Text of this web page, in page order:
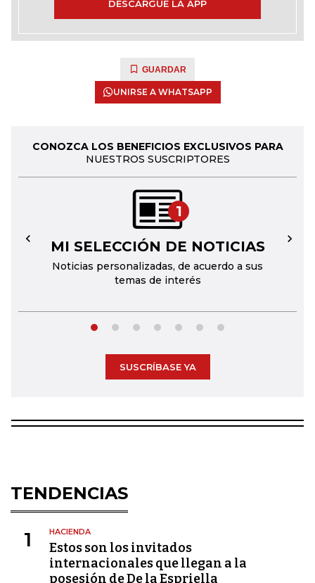
DESCARGUE LA APP
GUARDAR
UNIRSE A WHATSAPP
CONOZCA LOS BENEFICIOS EXCLUSIVOS PARA
NUESTROS SUSCRIPTORES
1
MI SELECCIÓN DE NOTICIAS
Noticias personalizadas, de acuerdo a sus
temas de interés
← →
SUSCRÍBASE YA
TENDENCIAS
1 HACIENDA
Estos son los invitados
internacionales que llegan a la
posesión de De la Espriella